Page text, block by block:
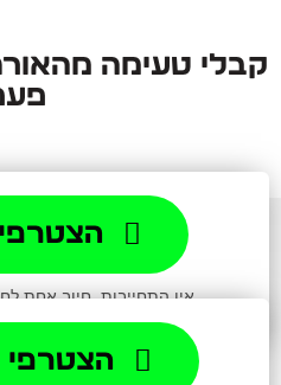
קבלי טעימה
הצטרפי
אין התחייבות. חיוב אחת
הצטרפי